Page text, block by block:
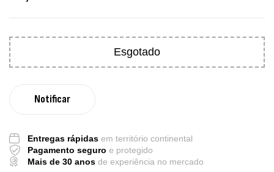
Esgotado
Entregas rápidas em território continental
Pagamento seguro e protegido
Mais de 30 anos de experiência no mercado